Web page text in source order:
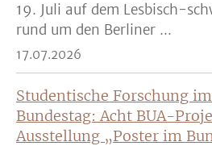
19. Juli auf dem Lesbisch-
rund um den Berliner ...
17.07.2026
Studentische Forschung
Bundestag: Acht BUA-
Ausstellung „Poster im